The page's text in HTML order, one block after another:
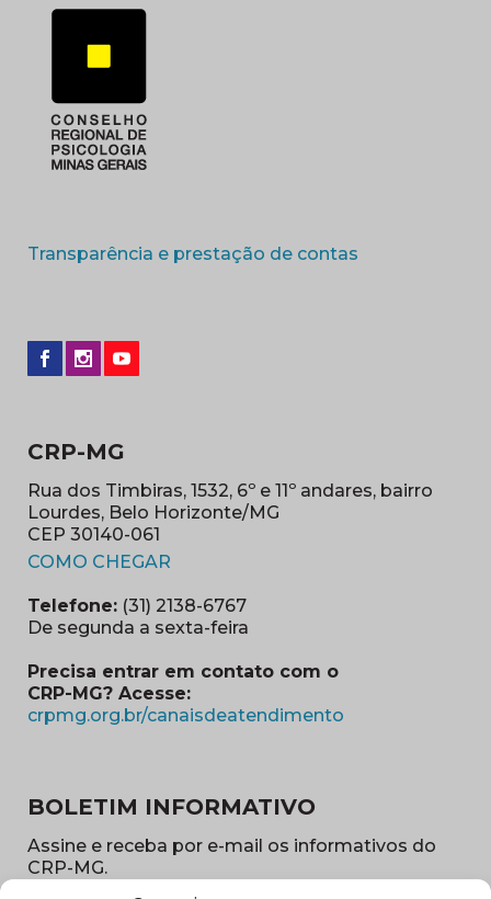
Transparência e prestação de contas
CRP-MG
Rua dos Timbiras, 1532, 6º e 11º andares, bairro
Lourdes, Belo Horizonte/MG
CEP 30140-061
COMO CHEGAR
Telefone: (31) 2138-6767
De segunda a sexta-feira
Precisa entrar em contato com o
CRP-MG? Acesse:
crpmg.org.br/canaisdeatendimento
BOLETIM INFORMATIVO
Assine e receba por e-mail os informativos do
CRP-MG.